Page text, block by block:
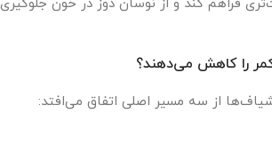
فراهم کند و از نوسان دوز در خون جلوگیری
را کاهش می‌دهند؟
شیاف‌ها از سه مسیر اصلی اتفاق می‌افتد: